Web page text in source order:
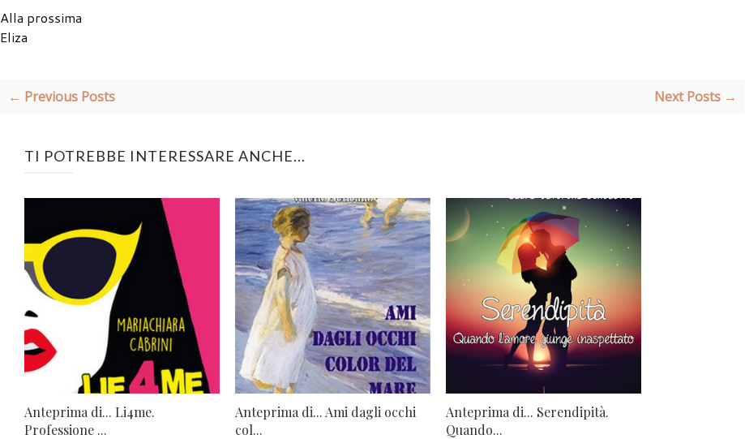
Alla prossima
Eliza
← Previous Posts Next Posts →
TI POTREBBE INTERESSARE ANCHE...
Anteprima di... Li4me.
Professione ...
Anteprima di... Ami dagli occhi
col...
Anteprima di... Serendipità.
Quando...